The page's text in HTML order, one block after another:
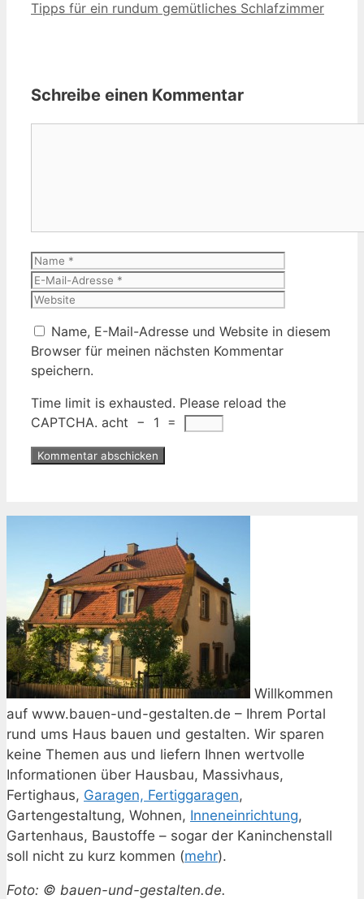
Tipps für ein rundum gemütliches Schlafzimmer
Schreibe einen Kommentar
Name
Name, E-Mail-Adresse und Website in diesem
Browser für meinen nächsten Kommentar
speichern.
Time limit is exhausted. Please reload the
CAPTCHA. acht − 1 =
Willkommen
auf www.bauen-und-gestalten.de – Ihrem Portal
rund ums Haus bauen und gestalten. Wir sparen
keine Themen aus und liefern Ihnen wertvolle
Informationen über Hausbau, Massivhaus,
Fertighaus, Garagen, Fertiggaragen,
Gartengestaltung, Wohnen, Inneneinrichtung,
Gartenhaus, Baustoffe – sogar der Kaninchenstall
soll nicht zu kurz kommen (mehr).
Foto: © bauen-und-gestalten.de.